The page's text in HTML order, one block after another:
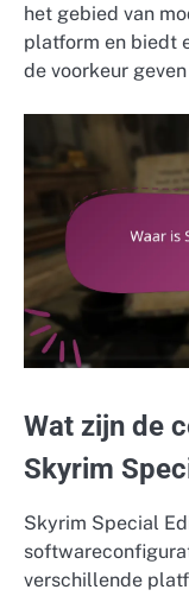
het gebied van
platform en biedt
de voorkeur
Wat zijn de
Skyrim
Skyrim Special
verschillende